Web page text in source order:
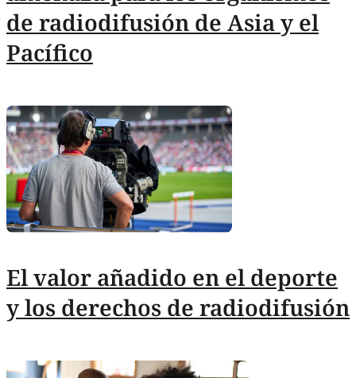
de radiodifusión de Asia y el
Pacífico
El valor añadido en el deporte
y los derechos de radiodifusión